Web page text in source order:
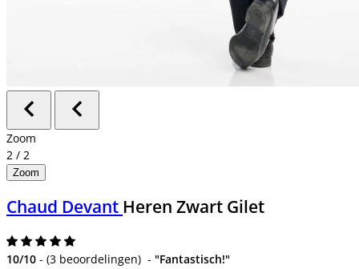
Zoom
2 / 2
Zoom
Chaud Devant Heren Zwart Gilet
10/10 - (3 beoordelingen) - "Fantastisch!"